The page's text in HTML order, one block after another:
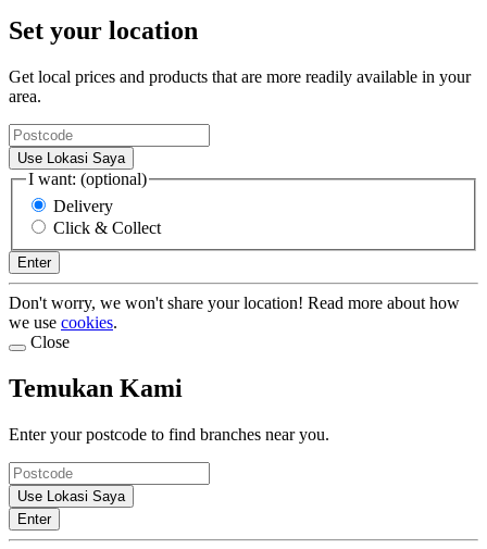
Set your location
Get local prices and products that are more readily available in your
area.
Use Lokasi Saya
I want: (optional)
Delivery
Click & Collect
Enter
Don't worry, we won't share your location! Read more about how
we use cookies.
Close
Temukan Kami
Enter your postcode to find branches near you.
Use Lokasi Saya
Enter